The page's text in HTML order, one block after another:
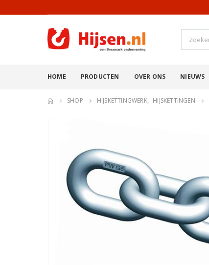
HOME PRODUCTEN OVER ONS NIEUWS
SHOP HIJSKETTINGWERK, HIJSKETTINGEN